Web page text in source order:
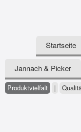
Startseite
Jannach & Picker
Produktvielfalt |